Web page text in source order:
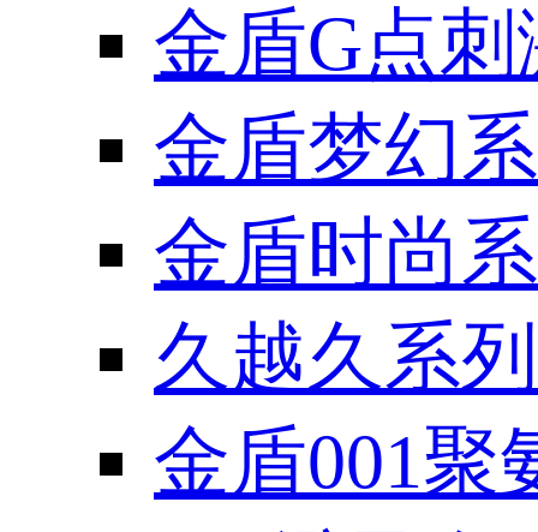
金盾G点
金盾梦幻
金盾时尚
久越久系列
金盾001聚